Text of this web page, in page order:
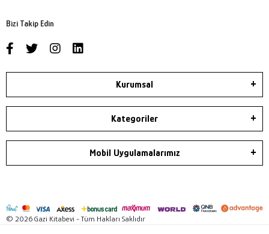
Bizi Takip Edin
Kurumsal
Kategoriler
Mobil Uygulamalarımız
© 2026 Gazi Kitabevi - Tüm Hakları Saklıdır